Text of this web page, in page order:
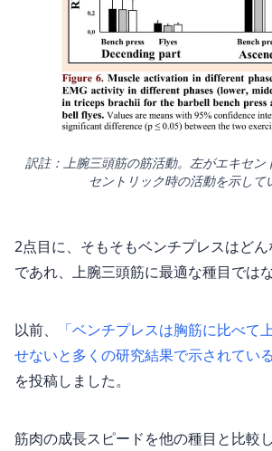
訳註：上腕三頭筋の筋活動。左がエキセン
セントリック時の活動を示して
2点目に、そもそもベンチプレスはど
であれ、上腕三頭筋に最適な種目ではな
以前、
「ベンチプレスは胸筋に比べて
せないと多くの研究結果で示されてい
を投稿しました。
筋肉の成長スピードを他の種目と比較